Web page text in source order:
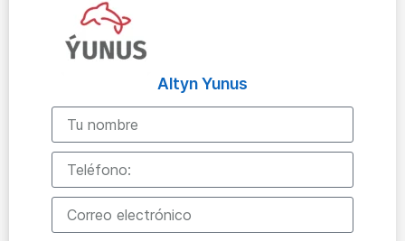
Altyn Yunus